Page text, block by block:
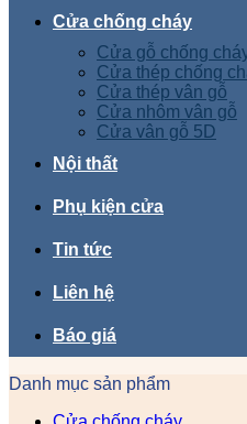
Cửa chống cháy
Cửa gỗ chống
Cửa thép chống
Cửa thép vân gỗ
Cửa nhôm vân gỗ
Cửa vân gỗ 5D
Nội thất
Phụ kiện cửa
Tin tức
Liên hệ
Báo giá
Danh mục sản phẩm